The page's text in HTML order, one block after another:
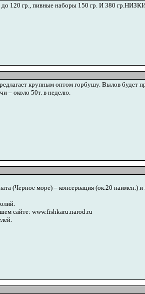
120 гр., пивные наборы 150 гр. И 380
крупным оптом горбушу. Вылов будет
– около 50т. в неделю.
(Черное море) – консервация (ок.20 наимен.) и
сайте: www.fishkaru.narod.ru